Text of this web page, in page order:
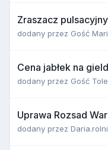
Zraszacz pulsacyjny
dodany przez Gość
Cena jabłek na
dodany przez Gość
Uprawa Rozsad
dodany przez